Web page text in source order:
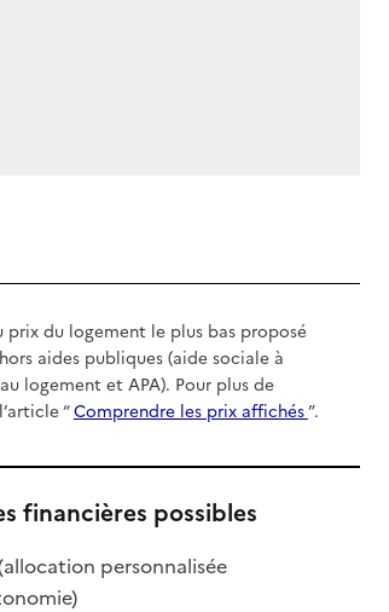
prix du logement le plus bas proposé
aides publiques (aide sociale à
logement et APA). Pour plus de
“Comprendre les prix affichés”.
financières possibles
personnalisée